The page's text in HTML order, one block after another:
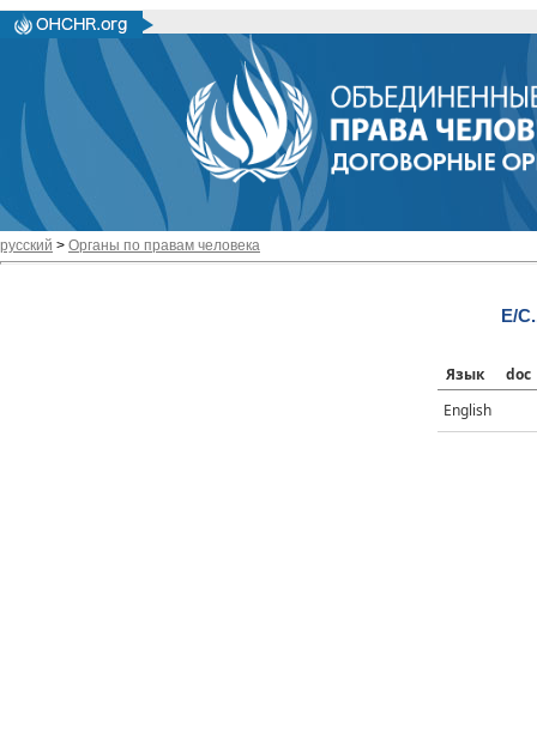
русский > Органы по правам человека
E/
Язык
doc
English